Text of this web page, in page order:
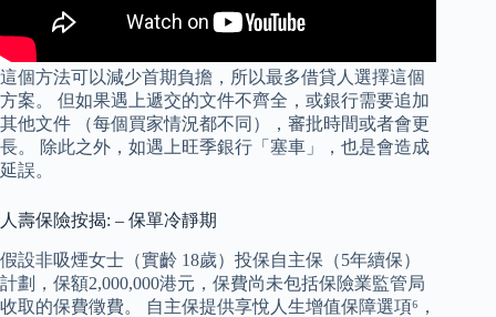
這個方法可以減少首期負擔，所以最多借貸人選擇這個
方案。 但如果遇上遞交的文件不齊全，或銀行需要追加
其他文件 （每個買家情況都不同），審批時間或者會更
長。 除此之外，如遇上旺季銀行「塞車」，也是會造成
延誤。
人壽保險按揭: – 保單冷靜期
假設非吸煙女士（實齡 18歲）投保自主保（5年續保）
計劃，保額2,000,000港元，保費尚未包括保險業監管局
收取的保費徵費。 自主保提供享悅人生增值保障選項⁶，